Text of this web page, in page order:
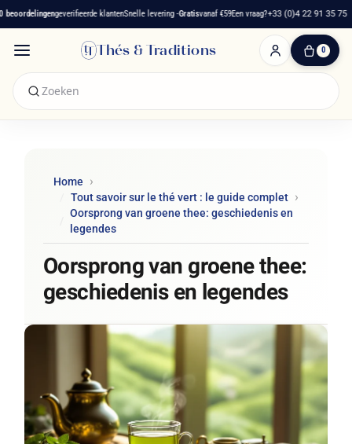
geverifieerde klantenSnelle levering -Gratisvanaf €59Een vraag?+33 (0)4 22 91 35 75
Thés & Traditions 0
0
Home
Tout savoir sur le thé vert : le guide complet
Oorsprong van groene thee: geschiedenis en
legendes
Oorsprong van groene thee:
geschiedenis en legendes